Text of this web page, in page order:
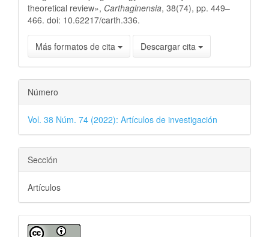
theoretical review», Carthaginensia, 38(74), pp. 449–
466. doi: 10.62217/carth.336.
Más formatos de cita Descargar cita
Número
Vol. 38 Núm. 74 (2022): Artículos de investigación
Sección
Artículos